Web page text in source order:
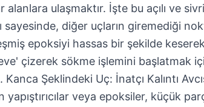
alanlara ulaşmaktır. İşte bu açılı ve
sayesinde, diğer uçların giremediği
epoksiyi hassas bir şekilde
çizerek sökme işlemini başlatmak
Kanca Şeklindeki Uç: İnatçı Kalıntı
yapıştırıcılar veya epoksiler, küçük